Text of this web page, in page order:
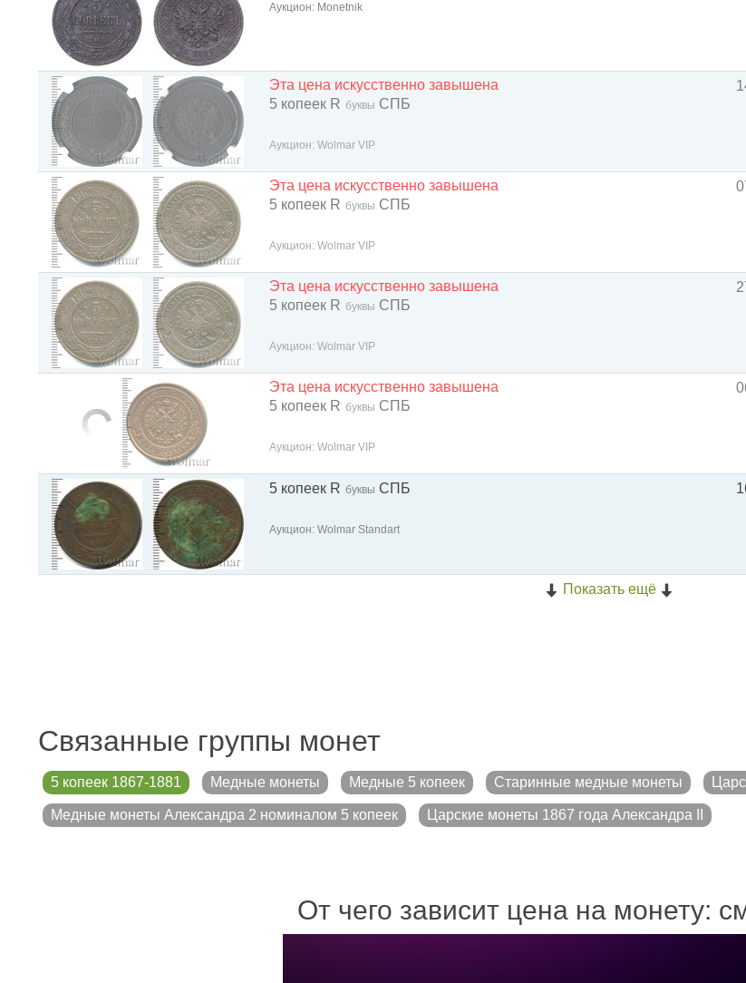
Аукцион: Monetnik
Эта цена искусственно завышена
5 копеек R буквы СПБ
Аукцион: Wolmar VIP
Эта цена искусственно завышена
5 копеек R буквы СПБ
Аукцион: Wolmar VIP
Эта цена искусственно завышена
5 копеек R буквы СПБ
Аукцион: Wolmar VIP
Эта цена искусственно завышена
5 копеек R буквы СПБ
Аукцион: Wolmar VIP
5 копеек R буквы СПБ
Аукцион: Wolmar Standart
Показать ещё
Связанные группы монет
5 копеек 1867-1881 Медные монеты Медные 5 копеек Старинные медные монеты
Медные монеты Александра 2 номиналом 5 копеек Царские монеты 1867 года Александра II
От чего зависит цена на монету: